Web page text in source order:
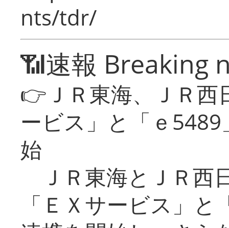
nts/tdr/
📶速報 Breaking
👉ＪＲ東海、ＪＲ
ービス」と「ｅ
始
ＪＲ東海とＪＲ西
「ＥＸサービス」